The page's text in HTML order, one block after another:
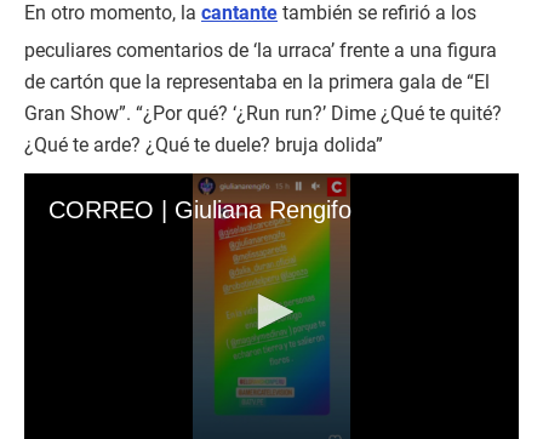
En otro momento, la cantante también se refirió a los
peculiares comentarios de ‘la urraca’ frente a una figura
de cartón que la representaba en la primera gala de “El
Gran Show”. “¿Por qué? ‘¿Run run?’ Dime ¿Qué te quité?
¿Qué te arde? ¿Qué te duele? bruja dolida”
CORREO | Giuliana Rengifo